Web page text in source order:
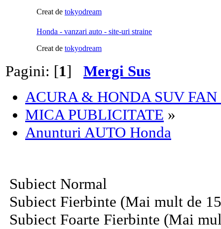
Creat de tokyodream
Honda - vanzari auto - site-uri straine
Creat de tokyodream
Pagini: [1] Mergi Sus
ACURA & HONDA SUV
MICA PUBLICITATE »
Anunturi AUTO Honda
Subiect Normal
Subiect Fierbinte (Mai mult de
Subiect Foarte Fierbinte (Mai